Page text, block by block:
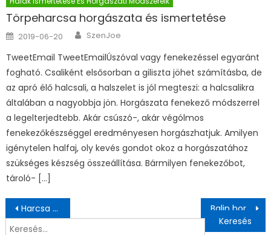
Törpeharcsa horgászata és ismertetése
Posted on
2019-06-20 Author
SzenJoe
TweetEmail TweetEmailÚszóval vagy fenekezéssel egyaránt
fogható. Csaliként elsősorban a giliszta jöhet számításba, de
az apró élő halcsali, a halszelet is jól megteszi: a halcsalikra
általában a nagyobbja jön. Horgászata fenekező módszerrel
a legelterjedtebb. Akár csúszó-, akár végólmos
fenekezőkészséggel eredményesen horgászhatjuk. Amilyen
igénytelen halfaj, oly kevés gondot okoz a horgászatához
szükséges készség összeállítása. Bármilyen fenekezőbot,
tároló- […]
Bejegyzés navigáció
Harcsa horgászata és ismertetése
Balin horgászata és ismertetése
Keresés: